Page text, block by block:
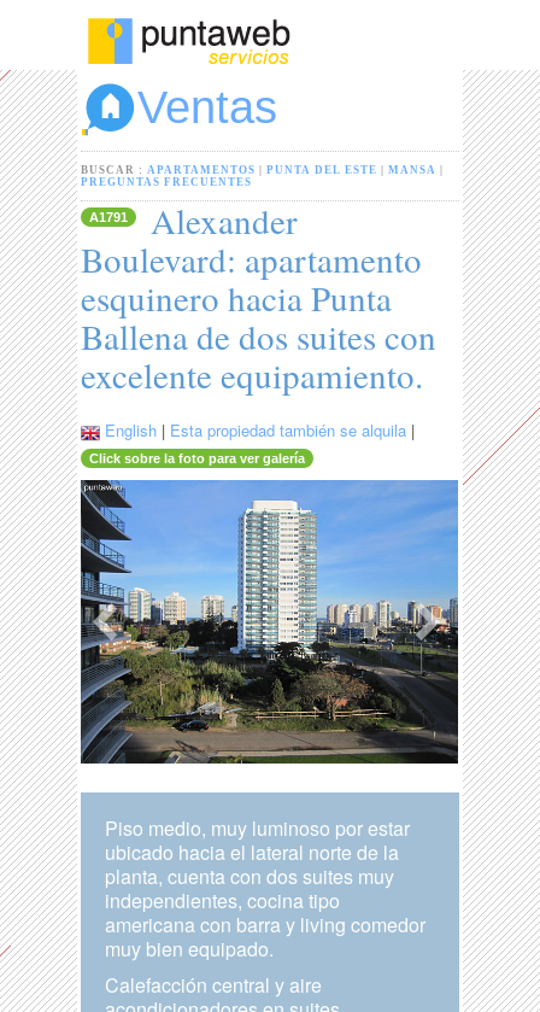
Ventas
BUSCAR :APARTAMENTOS |PUNTA DEL ESTE |MANSA
PREGUNTAS FRECUENTES
A1791
Alexander
Boulevard: apartamento
esquinero hacia Punta
Ballena de dos suites con
excelente equipamiento.
English | Esta propiedad también se alquila |
Click sobre la foto para ver galería
Piso medio, muy luminoso por estar
ubicado hacia el lateral norte de la
planta, cuenta con dos suites muy
independientes, cocina tipo
americana con barra y living comedor
muy bien equipado.
Calefacción central y aire